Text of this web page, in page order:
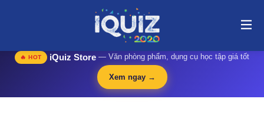
KIỂM TRA CUỐI KÌ II MÔN CÔNG NGHỆ | i-quiz.vn@stop
🛍️
🔥 HOT iQuiz Store — Văn phòng phẩm, dụng cụ học tập giá tốt
Xem ngay →